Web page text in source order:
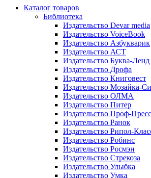
Каталог товаров
Библиотека
Издательство Devar media
Издательство VoiceBook
Издательство Азбукварик
Издательство АСТ
Издательство Буква-Ленд
Издательство Дрофа
Издательство Книговест
Издательство Мозайка-
Издательство ОЛМА
Издательство Питер
Издательство Проф-Пресс
Издательство Ранок
Издательство Рипол-
Издательство Робинс
Издательство Росмэн
Издательство Стрекоза
Издательство Улыбка
Издательство Умка